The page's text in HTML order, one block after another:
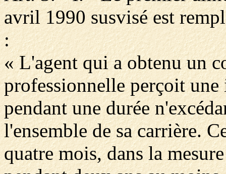
avril 1990 susvisé est
:
« L'agent qui a obtenu un
professionnelle perçoit
pendant une durée
l'ensemble de sa carrière.
quatre mois, dans la